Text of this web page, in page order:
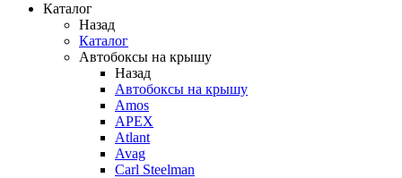
Каталог
Назад
Каталог
Автобоксы на крышу
Назад
Автобоксы на крышу
Amos
APEX
Atlant
Avag
Carl Steelman